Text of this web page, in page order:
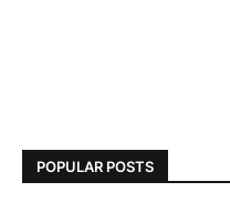
POPULAR POSTS